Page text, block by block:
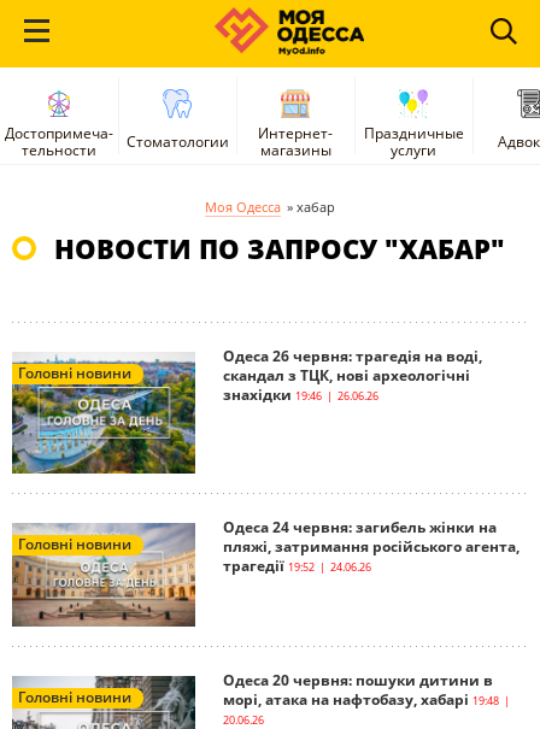
Достопримеча-
тельности
Стоматологии
Интернет-
магазины
Праздничные
услуги
Моя Одесса » хабар
НОВОСТИ ПО ЗАПРОСУ "ХАБАР"
Головні новини
Одеса 26 червня: трагедія на воді,
скандал з ТЦК, нові археологічні
знахідки 19:46 | 26.06.26
Головні новини
Одеса 24 червня: загибель жінки на
пляжі, затримання російського агента,
трагедії 19:52 | 24.06.26
Головні новини
Одеса 20 червня: пошуки дитини в
морі, атака на нафтобазу, хабарі 19:48 |
20.06.26